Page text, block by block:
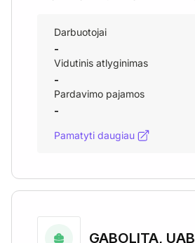
Darbuotojai
-
Vidutinis atlyginimas
-
Pardavimo pajamos
-
Pamatyti daugiau
GABOLITA, UAB